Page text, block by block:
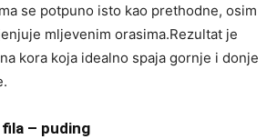
se potpuno isto kao prethodne, osim
mljevenim orasima.Rezultat je
kora koja idealno spaja gornje i donje
– puding